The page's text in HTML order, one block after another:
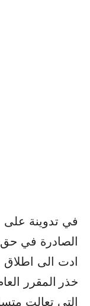
في تدوينة على
الصادرة في حق
ادت الى
خذر المقرر
التي تعالت